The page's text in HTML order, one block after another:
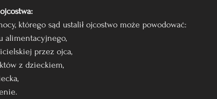
którego sąd ustalił ojcostwo może powodować:
alimentacyjnego,
przez ojca,
z dzieckiem,